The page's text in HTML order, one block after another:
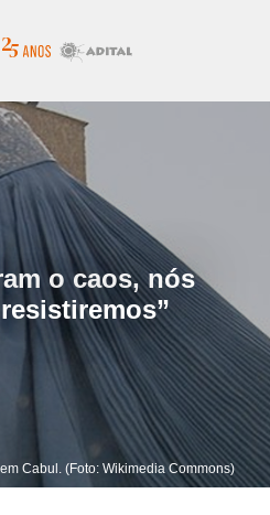
o caos, nós
Cabul. (Foto: Wikimedia Commons)